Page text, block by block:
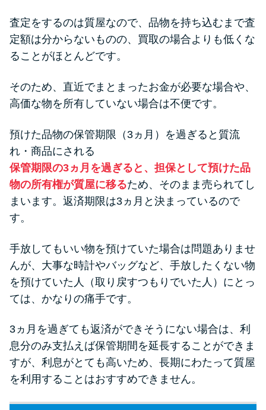
査定をするのは質屋なので、品物を持ち込むまで査
定額は分からないものの、買取の場合よりも低くな
ることがほとんどです。
そのため、直近でまとまったお金が必要な場合や、
高価な物を所有していない場合は不便です。
預けた品物の保管期限（3ヵ月）を過ぎると質流
れ・商品にされる
保管期限の3ヵ月を過ぎると、担保として預けた品
物の所有権が質屋に移るため、そのまま売られてし
まいます。返済期限は3ヵ月と決まっているので
す。
手放してもいい物を預けていた場合は問題ありませ
んが、大事な時計やバッグなど、手放したくない物
を預けていた人（取り戻すつもりでいた人）にとっ
ては、かなりの痛手です。
3ヵ月を過ぎても返済ができそうにない場合は、利
息分のみ支払えば保管期間を延長することができま
すが、利息がとても高いため、長期にわたって質屋
を利用することはおすすめできません。